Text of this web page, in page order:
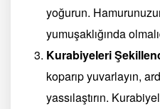
yoğurun.
yumuşaklığında
Kurabiyeleri
koparıp yuvarlayın,
yassılaştırın.